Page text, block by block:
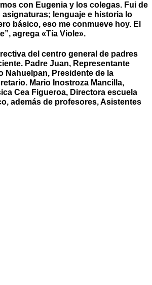
con Eugenia y los colegas. Fui de
lenguaje e historia lo
básico, eso me conmueve hoy. El
agrega «Tía Viole».
del centro general de padres
Padre Juan, Representante
Nahuelpan, Presidente de la
Mario Inostroza Mancilla,
Cea Figueroa, Directora escuela
además de profesores, Asistentes